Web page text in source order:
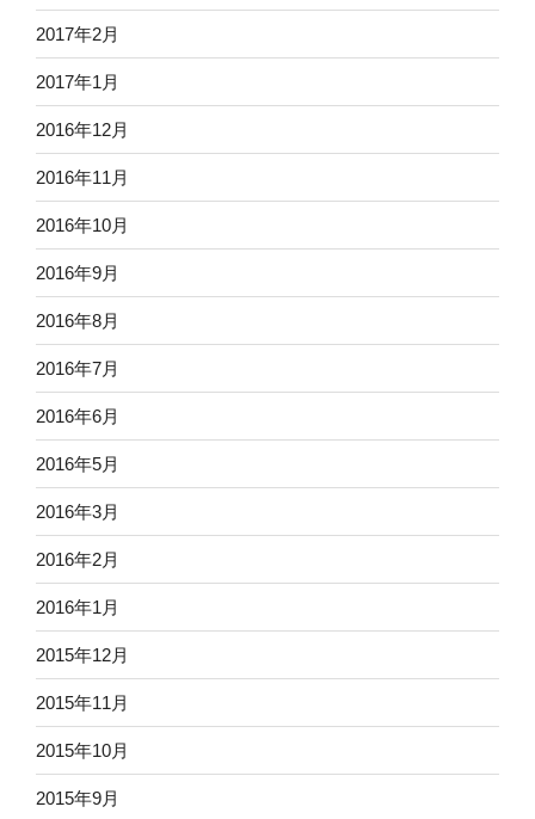
2017年2月
2017年1月
2016年12月
2016年11月
2016年10月
2016年9月
2016年8月
2016年7月
2016年6月
2016年5月
2016年3月
2016年2月
2016年1月
2015年12月
2015年11月
2015年10月
2015年9月